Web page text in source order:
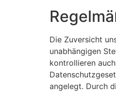
Die Zuversicht
unabhängigen
kontrollieren
angelegt. Durch